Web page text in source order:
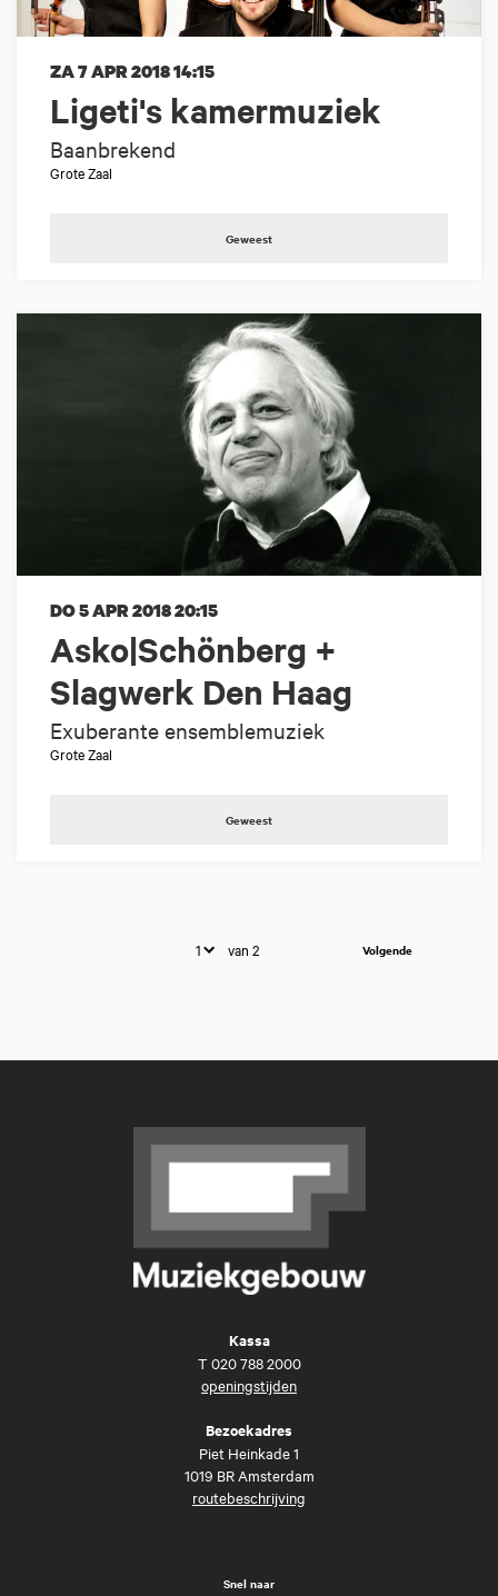
Ligeti's kamermuziek
Baanbrekend
ZA 7 APR 201814:15
Grote Zaal
Geweest
Asko|Schönberg +
Slagwerk Den Haag
Exuberante ensemblemuziek
DO 5 APR 201820:15
Grote Zaal
Geweest
van 2 Volgende
Kassa
T 020 788 2000
openingstijden
Bezoekadres
Piet Heinkade 1
1019 BR Amsterdam
routebeschrijving
Snel naar